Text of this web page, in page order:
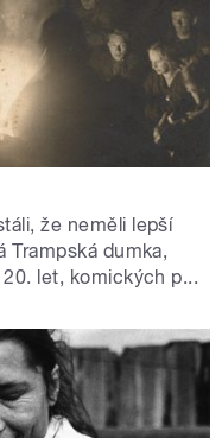
že neměli lepší
Trampská dumka,
let, komických p...